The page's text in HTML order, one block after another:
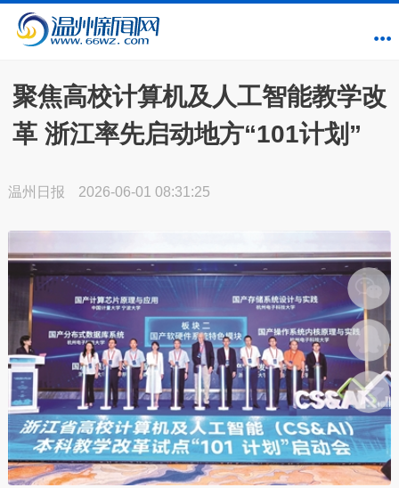
聚焦高校计算机及人工智能教学改
革 浙江率先启动地方“101计划”
温州日报 2026-06-01 08:31:25